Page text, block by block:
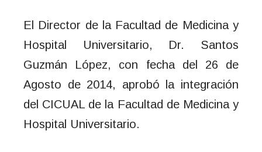
El Director de la Facultad de Medicina y
Hospital Universitario, Dr. Santos
Guzmán López, con fecha del 26 de
Agosto de 2014, aprobó la integración
del CICUAL de la Facultad de Medicina y
Hospital Universitario.